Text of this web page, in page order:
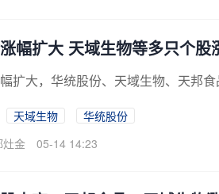
幅扩大 天域生物等多只个股
扩大，华统股份、天域生物、天邦
天域生物
华统股份
灶金 05-14 14:23